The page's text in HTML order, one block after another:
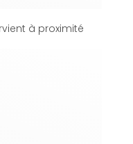
à proximité